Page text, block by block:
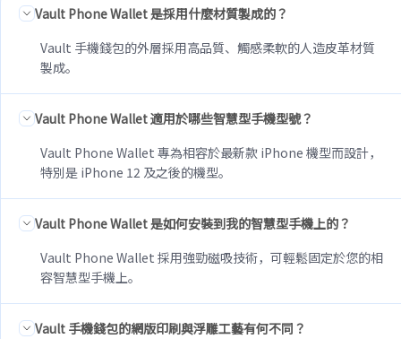
Vault Phone Wallet 是採用什麼材質製成的？
Vault 手機錢包的外層採用高品質、觸感柔軟的人造皮革材質
製成。
Vault Phone Wallet 適用於哪些智慧型手機型號？
Vault Phone Wallet 專為相容於最新款 iPhone 機型而設計，
特別是 iPhone 12 及之後的機型。
Vault Phone Wallet 是如何安裝到我的智慧型手機上的？
Vault Phone Wallet 採用強勁磁吸技術，可輕鬆固定於您的相
容智慧型手機上。
Vault 手機錢包的網版印刷與浮雕工藝有何不同？